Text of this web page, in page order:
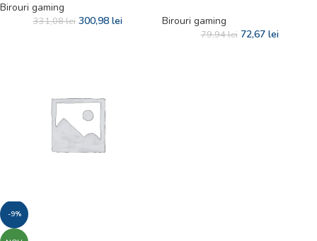
Birouri gaming
331,08lei 300,98 lei Birouri gaming
79,94lei 72,67 lei
-9%